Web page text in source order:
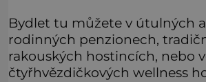
Bydlet tu můžete v útulných
rodinných penzionech,
rakouských hostincích, nebo
čtyřhvězdičkových wellness